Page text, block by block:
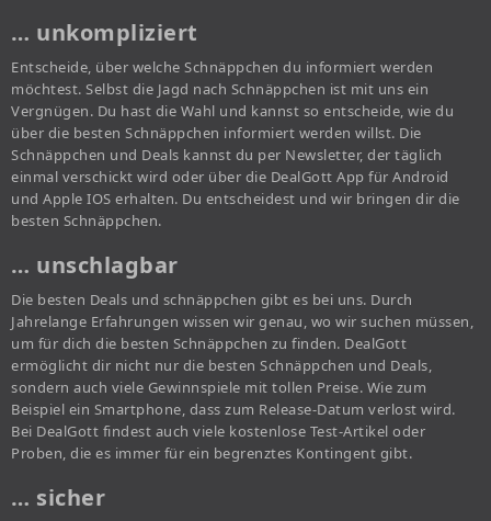
… unkompliziert
Entscheide, über welche Schnäppchen du informiert werden
möchtest. Selbst die Jagd nach Schnäppchen ist mit uns ein
Vergnügen. Du hast die Wahl und kannst so entscheide, wie du
über die besten Schnäppchen informiert werden willst. Die
Schnäppchen und Deals kannst du per Newsletter, der täglich
einmal verschickt wird oder über die DealGott App für Android
und Apple IOS erhalten. Du entscheidest und wir bringen dir die
besten Schnäppchen.
… unschlagbar
Die besten Deals und schnäppchen gibt es bei uns. Durch
Jahrelange Erfahrungen wissen wir genau, wo wir suchen müssen,
um für dich die besten Schnäppchen zu finden. DealGott
ermöglicht dir nicht nur die besten Schnäppchen und Deals,
sondern auch viele Gewinnspiele mit tollen Preise. Wie zum
Beispiel ein Smartphone, dass zum Release-Datum verlost wird.
Bei DealGott findest auch viele kostenlose Test-Artikel oder
Proben, die es immer für ein begrenztes Kontingent gibt.
… sicher